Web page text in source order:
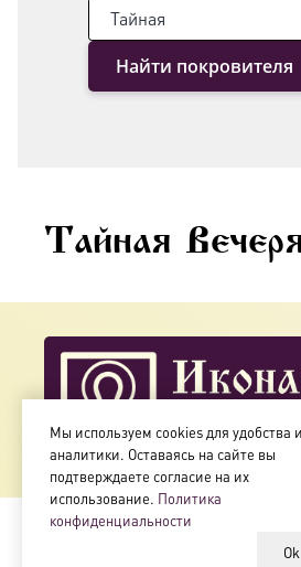
Найти покровителя
Тайная
Мы используем cookies для удобства и
аналитики. Оставаясь на сайте вы
подтверждаете согласие на их
использование. Политика
конфиденциальности
Ok